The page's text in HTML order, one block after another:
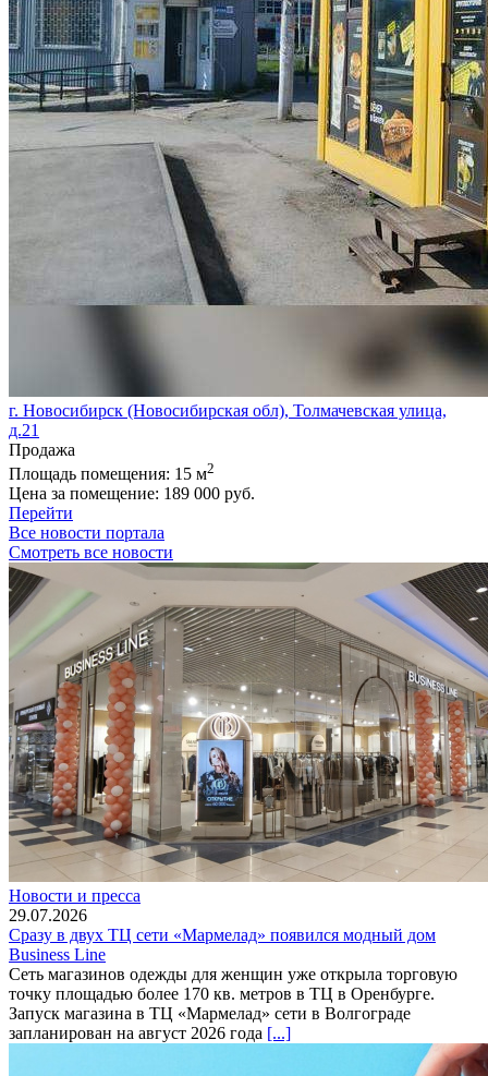
г. Новосибирск (Новосибирская обл), Толмачевская улица,
д.21
Продажа
Площадь помещения: 15 м2
Цена за помещение: 189 000 руб.
Перейти
Все новости портала
Смотреть все новости
Новости и пресса
29.07.2026
Сразу в двух ТЦ сети «Мармелад» появился модный дом
Business Line
Сеть магазинов одежды для женщин уже открыла торговую
точку площадью более 170 кв. метров в ТЦ в Оренбурге.
Запуск магазина в ТЦ «Мармелад» сети в Волгограде
запланирован на август 2026 года [...]